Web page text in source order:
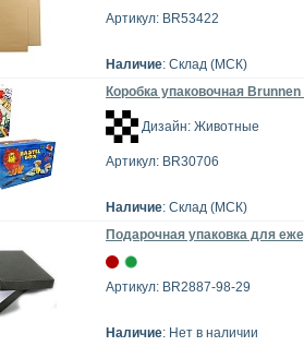
Артикул: BR53422
Наличие: Склад (МСК)
Коробка упаковочная
Дизайн: Животные
Артикул: BR30706
Наличие: Склад (МСК)
Подарочная упаковка для
Артикул: BR2887-98-29
Наличие: Нет в наличии